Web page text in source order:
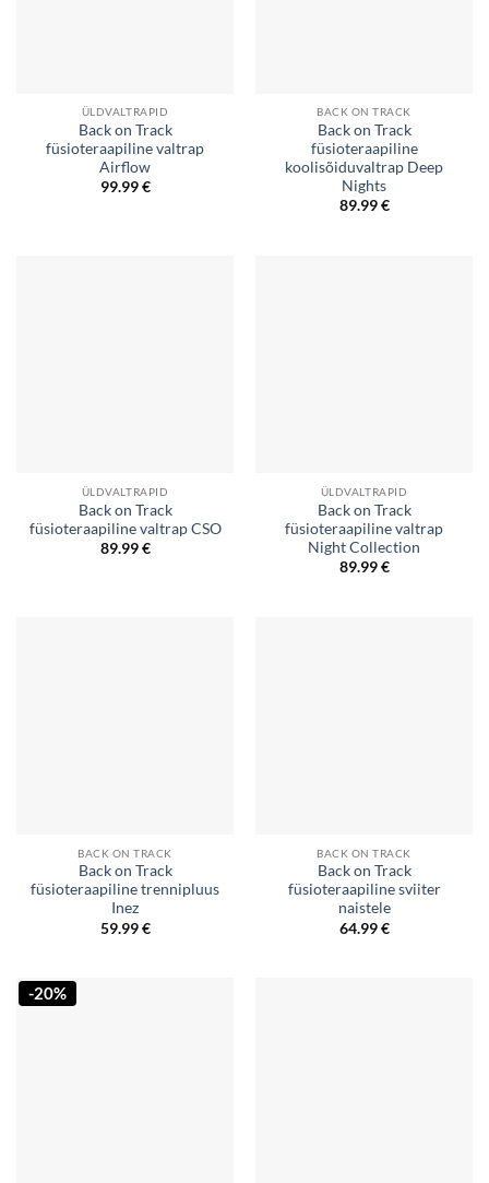
ÜLDVALTRAPID
Back on Track
füsioteraapiline valtrap
Airflow
99.99€
BACK ON TRACK
Back on Track
füsioteraapiline
koolisõiduvaltrap Deep
Nights
89.99€
ÜLDVALTRAPID
Back on Track
füsioteraapiline valtrap CSO
89.99€
ÜLDVALTRAPID
Back on Track
füsioteraapiline valtrap
Night Collection
89.99€
BACK ON TRACK
Back on Track
füsioteraapiline trennipluus
Inez
59.99€
BACK ON TRACK
Back on Track
füsioteraapiline sviiter
naistele
64.99€
-20%